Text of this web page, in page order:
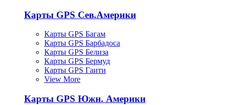
Карты GPS Сев.Америки
Карты GPS Багам
Карты GPS Барбадоса
Карты GPS Белиза
Карты GPS Бермуд
Карты GPS Гаити
View More
Карты GPS Южн. Америки